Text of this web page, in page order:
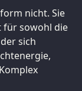
nicht. Sie
für sowohl die
sich